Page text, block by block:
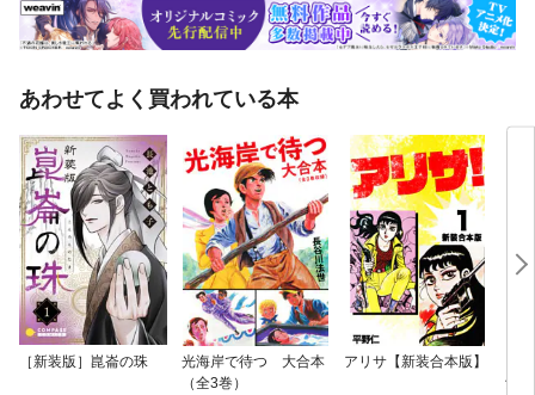
あわせてよく買われている本
［新装版］崑崙の珠
光海岸で待つ 大合本
（全3巻）
アリサ【新装合本版】
館